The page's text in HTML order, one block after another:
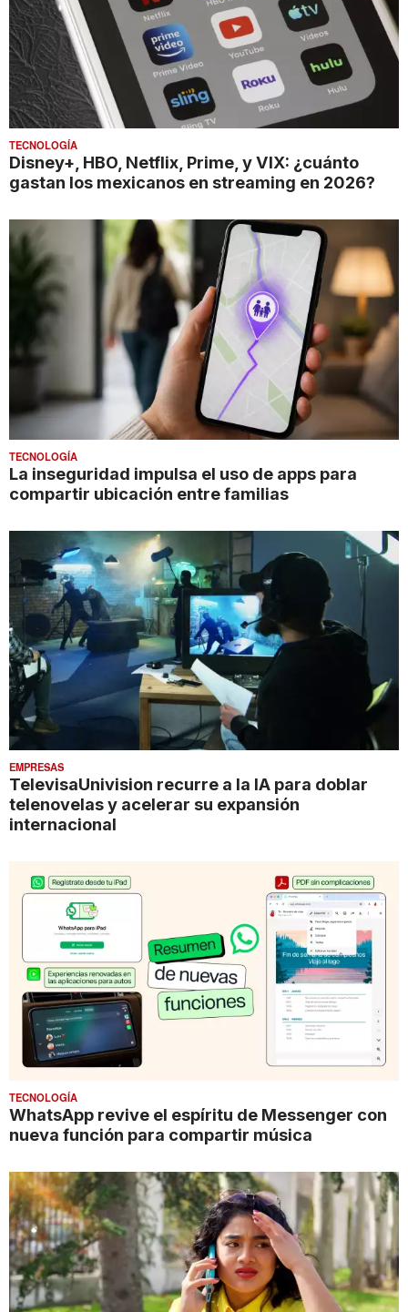
TECNOLOGÍA
Disney+, HBO, Netflix, Prime, y VIX: ¿cuánto
gastan los mexicanos en streaming en 2026?
TECNOLOGÍA
La inseguridad impulsa el uso de apps para
compartir ubicación entre familias
EMPRESAS
TelevisaUnivision recurre a la IA para doblar
telenovelas y acelerar su expansión
internacional
TECNOLOGÍA
WhatsApp revive el espíritu de Messenger con
nueva función para compartir música